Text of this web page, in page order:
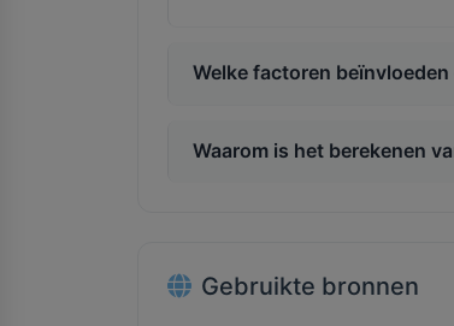
Welke factoren
Waarom is het berekenen
Gebruikte bronnen